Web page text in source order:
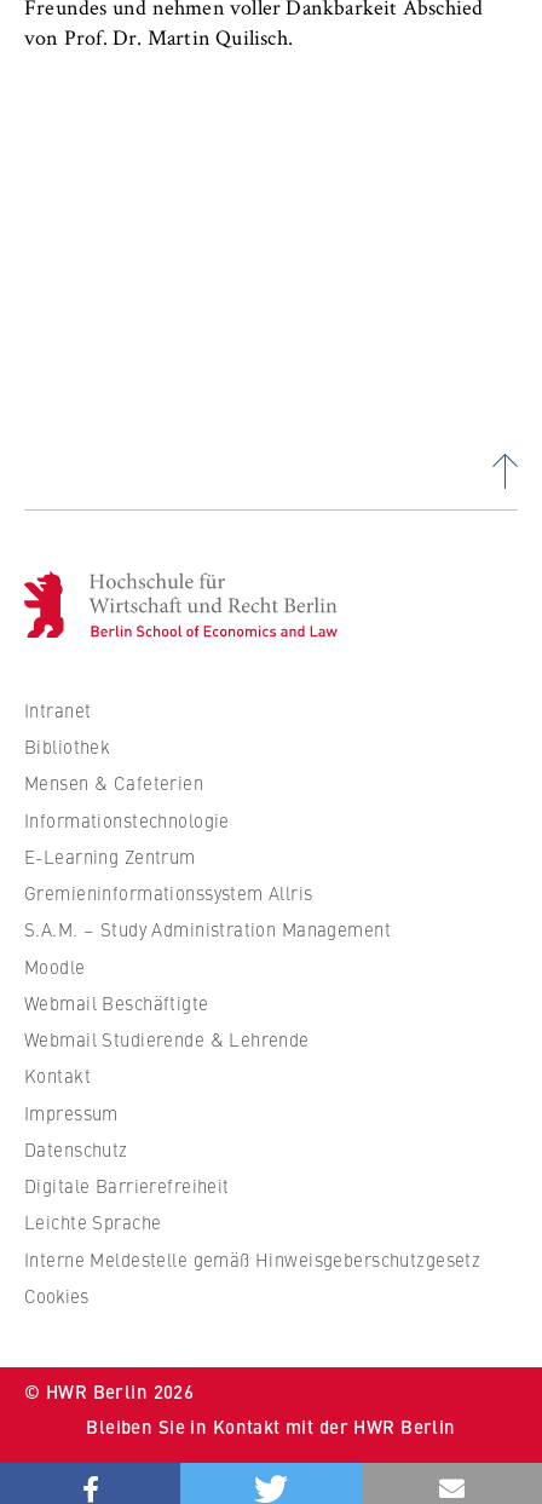
Freundes und nehmen voller Dankbarkeit Abschied
von Prof. Dr. Martin Quilisch.
H
o
c
s
c
u
l
e
f
i
r
t
c
h
a
f
t
n
R
e
c
h
t
Intranet
Bibliothek
Mensen & Cafeterien
Informationstechnologie
E-Learning Zentrum
Gremieninformationssystem Allris
S.A.M. – Study Administration Management
Moodle
Webmail Beschäftigte
Webmail Studierende & Lehrende
Kontakt
Impressum
Datenschutz
Digitale Barrierefreiheit
Leichte Sprache
Interne Meldestelle gemäß Hinweisgeberschutzgesetz
Cookies
© HWR Berlin 2026
Bleiben Sie in Kontakt mit der HWR Berlin
Bluesky
Youtube
Instragram